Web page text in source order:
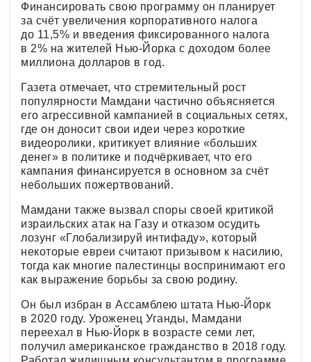
Финансировать свою программу он планирует
за счёт увеличения корпоративного налога
до 11,5% и введения фиксированного налога
в 2% на жителей Нью-Йорка с доходом более
миллиона долларов в год.
Газета отмечает, что стремительный рост
популярности Мамдани частично объясняется
его агрессивной кампанией в социальных сетях,
где он доносит свои идеи через короткие
видеоролики, критикует влияние «больших
денег» в политике и подчёркивает, что его
кампания финансируется в основном за счёт
небольших пожертвований.
Мамдани также вызвал споры своей критикой
израильских атак на Газу и отказом осудить
лозунг «Глобализируй интифаду», который
некоторые евреи считают призывом к насилию,
тогда как многие палестинцы воспринимают его
как выражение борьбы за свою родину.
Он был избран в Ассамблею штата Нью-Йорк
в 2020 году. Уроженец Уганды, Мамдани
переехал в Нью-Йорк в возрасте семи лет,
получил американское гражданство в 2018 году.